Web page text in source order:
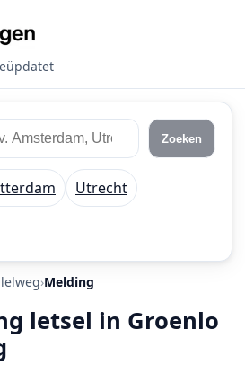
Zoeken
Utrecht
Melding
letsel in Groenlo